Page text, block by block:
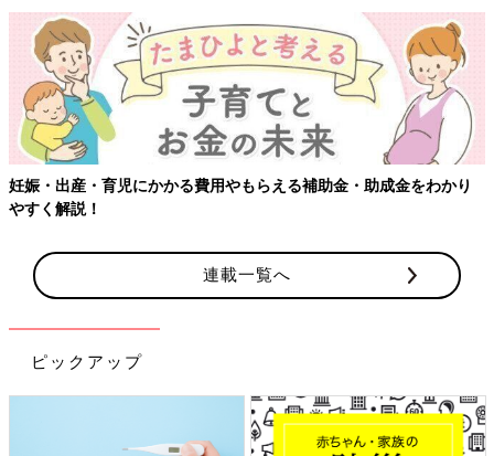
妊娠・出産・育児にかかる費用やもらえる補助金・助成金をわかり
やすく解説！
連載一覧へ
ピックアップ